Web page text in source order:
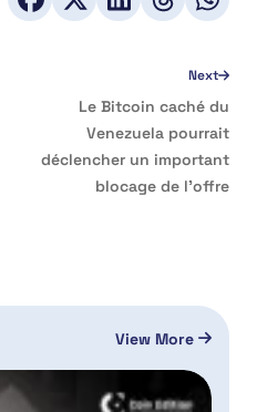
Next
Le Bitcoin caché du
Venezuela pourrait
déclencher un important
blocage de l’offre
View More